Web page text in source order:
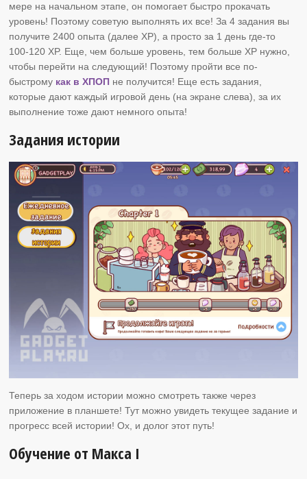
мере на начальном этапе, он помогает быстро прокачать
уровень! Поэтому советую выполнять их все! За 4 задания вы
получите 2400 опыта (далее XP), а просто за 1 день где-то
100-120 XP. Еще, чем больше уровень, тем больше XP нужно,
чтобы перейти на следующий! Поэтому пройти все по-
быстрому как в ХПОП не получится! Еще есть задания,
которые дают каждый игровой день (на экране слева), за их
выполнение тоже дают немного опыта!
Задания истории
Теперь за ходом истории можно смотреть также через
приложение в планшете! Тут можно увидеть текущее задание и
прогресс всей истории! Ох, и долог этот путь!
Обучение от Макса I